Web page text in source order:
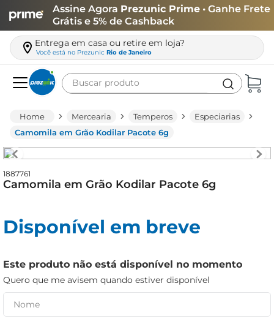
Assine Agora Prezunic Prime • Ganhe Frete
Grátis e 5% de Cashback
Entrega em casa ou retire em loja?
Você está no Prezunic Rio de Janeiro
Buscar produto
Mercearia Temperos
Especiarias
Camomila em Grão Kodilar Pacote 6g
1887761
Camomila em Grão Kodilar Pacote 6g
Disponível em breve
Este produto não está disponível no momento
Quero que me avisem quando estiver disponível
leite
queijo
azeite
papel higiênico
cerveja